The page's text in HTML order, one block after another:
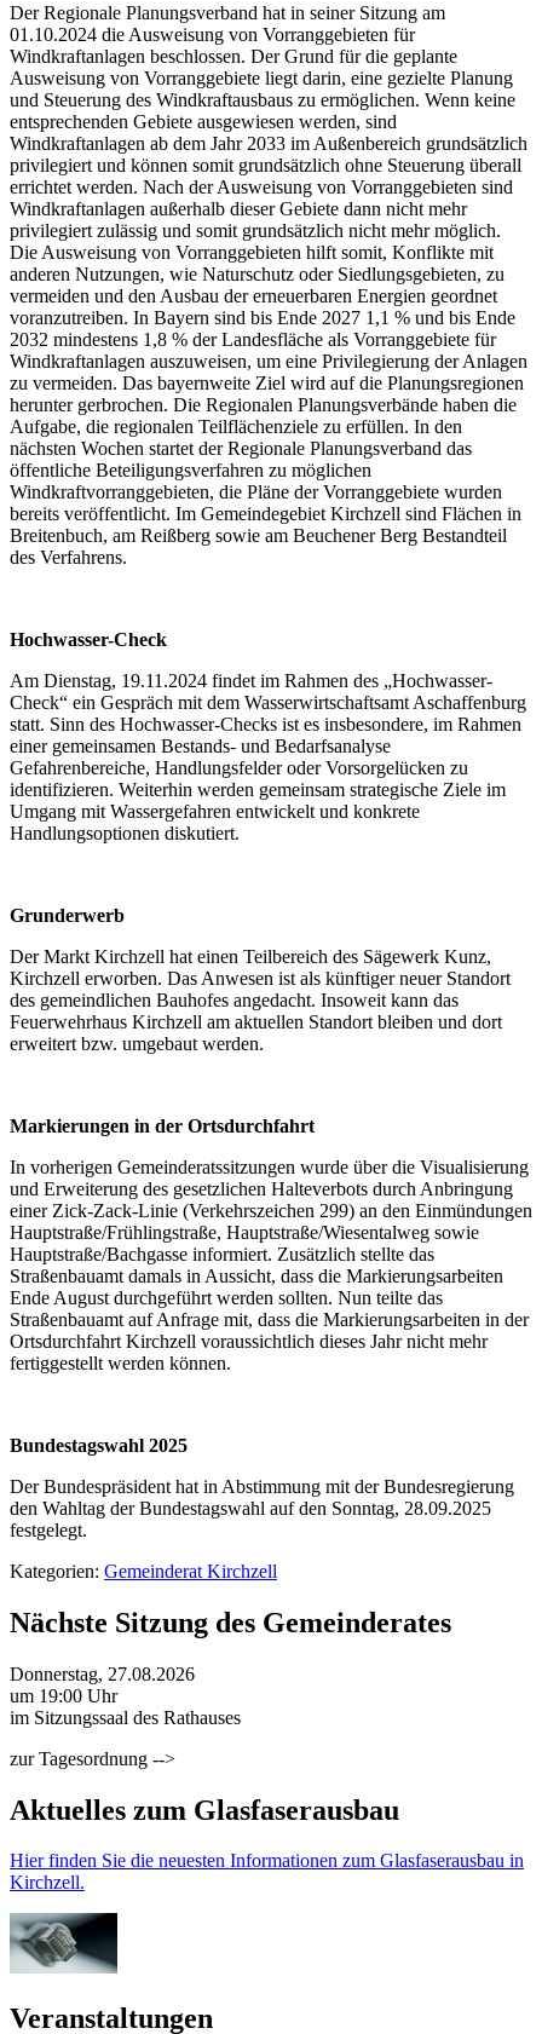
Der Regionale Planungsverband hat in seiner Sitzung am
01.10.2024 die Ausweisung von Vorranggebieten für
Windkraftanlagen beschlossen. Der Grund für die geplante
Ausweisung von Vorranggebiete liegt darin, eine gezielte Planung
und Steuerung des Windkraftausbaus zu ermöglichen. Wenn keine
entsprechenden Gebiete ausgewiesen werden, sind
Windkraftanlagen ab dem Jahr 2033 im Außenbereich grundsätzlich
privilegiert und können somit grundsätzlich ohne Steuerung überall
errichtet werden. Nach der Ausweisung von Vorranggebieten sind
Windkraftanlagen außerhalb dieser Gebiete dann nicht mehr
privilegiert zulässig und somit grundsätzlich nicht mehr möglich.
Die Ausweisung von Vorranggebieten hilft somit, Konflikte mit
anderen Nutzungen, wie Naturschutz oder Siedlungsgebieten, zu
vermeiden und den Ausbau der erneuerbaren Energien geordnet
voranzutreiben. In Bayern sind bis Ende 2027 1,1 % und bis Ende
2032 mindestens 1,8 % der Landesfläche als Vorranggebiete für
Windkraftanlagen auszuweisen, um eine Privilegierung der Anlagen
zu vermeiden. Das bayernweite Ziel wird auf die Planungsregionen
herunter gerbrochen. Die Regionalen Planungsverbände haben die
Aufgabe, die regionalen Teilflächenziele zu erfüllen. In den
nächsten Wochen startet der Regionale Planungsverband das
öffentliche Beteiligungsverfahren zu möglichen
Windkraftvorranggebieten, die Pläne der Vorranggebiete wurden
bereits veröffentlicht. Im Gemeindegebiet Kirchzell sind Flächen in
Breitenbuch, am Reißberg sowie am Beuchener Berg Bestandteil
des Verfahrens.
Hochwasser-Check
Am Dienstag, 19.11.2024 findet im Rahmen des „Hochwasser-
Check“ ein Gespräch mit dem Wasserwirtschaftsamt Aschaffenburg
statt. Sinn des Hochwasser-Checks ist es insbesondere, im Rahmen
einer gemeinsamen Bestands- und Bedarfsanalyse
Gefahrenbereiche, Handlungsfelder oder Vorsorgelücken zu
identifizieren. Weiterhin werden gemeinsam strategische Ziele im
Umgang mit Wassergefahren entwickelt und konkrete
Handlungsoptionen diskutiert.
Grunderwerb
Der Markt Kirchzell hat einen Teilbereich des Sägewerk Kunz,
Kirchzell erworben. Das Anwesen ist als künftiger neuer Standort
des gemeindlichen Bauhofes angedacht. Insoweit kann das
Feuerwehrhaus Kirchzell am aktuellen Standort bleiben und dort
erweitert bzw. umgebaut werden.
Markierungen in der Ortsdurchfahrt
In vorherigen Gemeinderatssitzungen wurde über die Visualisierung
und Erweiterung des gesetzlichen Halteverbots durch Anbringung
einer Zick-Zack-Linie (Verkehrszeichen 299) an den Einmündungen
Hauptstraße/Frühlingstraße, Hauptstraße/Wiesentalweg sowie
Hauptstraße/Bachgasse informiert. Zusätzlich stellte das
Straßenbauamt damals in Aussicht, dass die Markierungsarbeiten
Ende August durchgeführt werden sollten. Nun teilte das
Straßenbauamt auf Anfrage mit, dass die Markierungsarbeiten in der
Ortsdurchfahrt Kirchzell voraussichtlich dieses Jahr nicht mehr
fertiggestellt werden können.
Bundestagswahl 2025
Der Bundespräsident hat in Abstimmung mit der Bundesregierung
den Wahltag der Bundestagswahl auf den Sonntag, 28.09.2025
festgelegt.
Kategorien: Gemeinderat Kirchzell
Nächste Sitzung des Gemeinderates
Donnerstag, 27.08.2026
um 19:00 Uhr
im Sitzungssaal des Rathauses
zur Tagesordnung -->
Aktuelles zum Glasfaserausbau
Hier finden Sie die neuesten Informationen zum Glasfaserausbau in
Kirchzell.
Veranstaltungen